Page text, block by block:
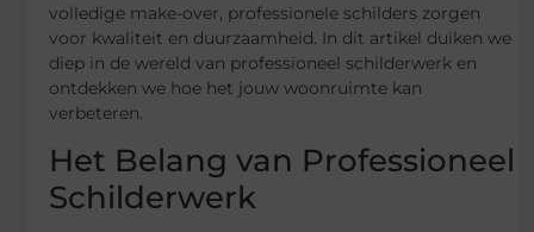
volledige make-over, professionele schilders zorgen
voor kwaliteit en duurzaamheid. In dit artikel duiken we
diep in de wereld van professioneel schilderwerk en
ontdekken we hoe het jouw woonruimte kan
verbeteren.
Het Belang van Professioneel
Schilderwerk